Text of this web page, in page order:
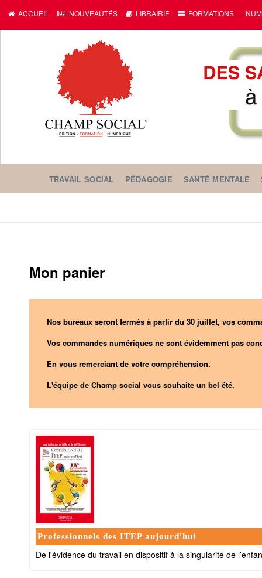
ACCUEIL NOUVEAUTÉS LIBRAIRIE FORMATIONS
TRAVAIL SOCIAL PÉDAGOGIE SANTÉ MENTALE
Mon panier
Nos bureaux seront fermés à partir du 30 juillet, vos
Vos commandes numériques ne sont évidemment pas
En vous remerciant de votre compréhension.
L'équipe de Champ social vous souhaite un bel été.
Professionnels des ITEP aujourd'hui
De l'évidence du travail en dispositif à la singularité de